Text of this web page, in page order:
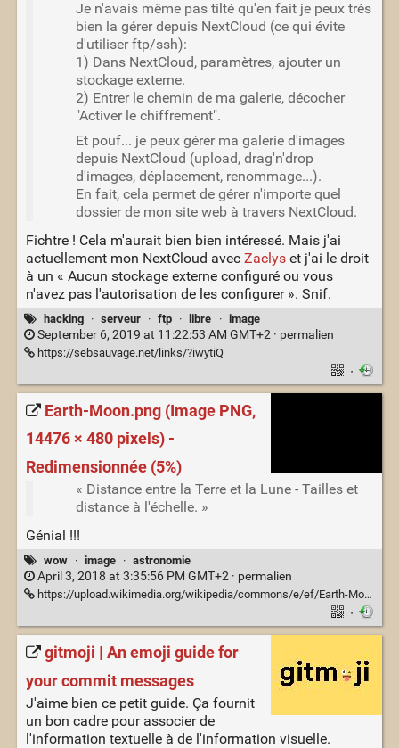
Je n'avais même pas tilté qu'en fait je peux très
bien la gérer depuis NextCloud (ce qui évite
d'utiliser ftp/ssh):
1) Dans NextCloud, paramètres, ajouter un
stockage externe.
2) Entrer le chemin de ma galerie, décocher
"Activer le chiffrement".
Et pouf... je peux gérer ma galerie d'images
depuis NextCloud (upload, drag'n'drop
d'images, déplacement, renommage...).
En fait, cela permet de gérer n'importe quel
dossier de mon site web à travers NextCloud.
Fichtre ! Cela m'aurait bien bien intéressé. Mais j'ai
actuellement mon NextCloud avec Zaclyset j'ai le droit
à un « Aucun stockage externe configuré ou vous
n'avez pas l'autorisation de les configurer ». Snif.
hacking · serveur · ftp · libre · image
September 6, 2019 at 11:22:53 AM GMT+2 · permalien
https://sebsauvage.net/links/?iwytiQ
·
Earth-Moon.png (Image PNG,
14476 × 480 pixels) -
Redimensionnée (5%)
« Distance entre la Terre et la Lune - Tailles et
distance à l'échelle. »
Génial !!!
wow · image · astronomie
April 3, 2018 at 3:35:56 PM GMT+2 · permalien
https://upload.wikimedia.org/wikipedia/commons/e/ef/Earth-Moon.png?uselang=fr
·
gitmoji | An emoji guide for
your commit messages
J'aime bien ce petit guide. Ça fournit
un bon cadre pour associer de
l'information textuelle à de l'information visuelle.